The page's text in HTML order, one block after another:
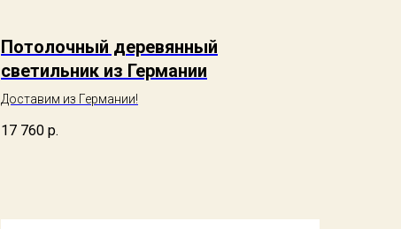
Потолочный деревянный
светильник из Германии
Доставим из Германии!
17 760 р.